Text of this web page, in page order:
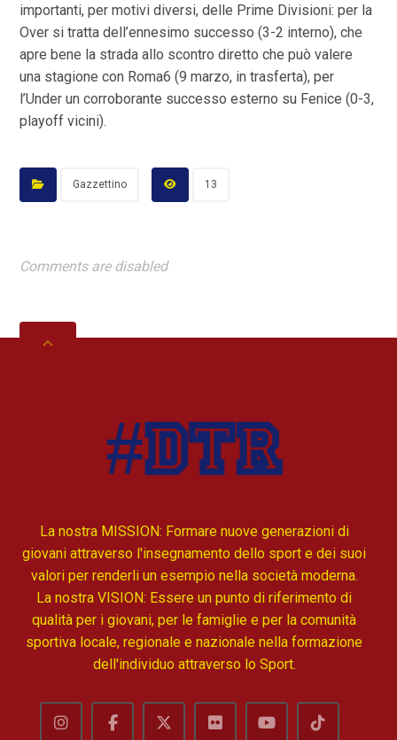
importanti, per motivi diversi, delle Prime Divisioni: per la
Over si tratta dell’ennesimo successo (3-2 interno), che
apre bene la strada allo scontro diretto che può valere
una stagione con Roma6 (9 marzo, in trasferta), per
l’Under un corroborante successo esterno su Fenice (0-3,
playoff vicini).
Gazzettino 13
Comments are disabled
La nostra MISSION: Formare nuove generazioni di
giovani attraverso l'insegnamento dello sport e dei suoi
valori per renderli un esempio nella società moderna.
La nostra VISION: Essere un punto di riferimento di
qualità per i giovani, per le famiglie e per la comunità
sportiva locale, regionale e nazionale nella formazione
dell'individuo attraverso lo Sport.